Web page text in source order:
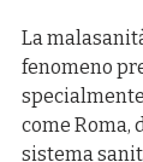
La
fenomeno
come Roma,
sistema